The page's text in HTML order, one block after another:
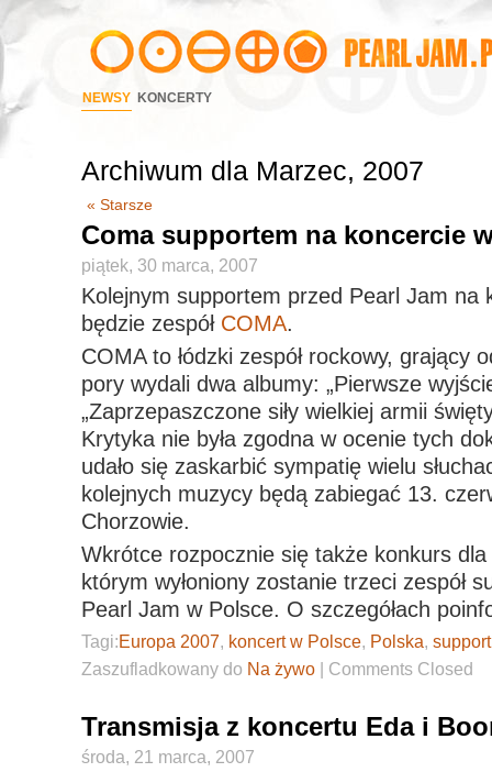
NEWSY KONCERTY
Archiwum dla Marzec, 2007
« Starsze
Coma supportem na koncercie
piątek, 30 marca, 2007
Kolejnym supportem przed Pearl Jam na
będzie zespół COMA.
COMA to łódzki zespół rockowy, grający
pory wydali dwa albumy: „Pierwsze
„Zaprzepaszczone siły wielkiej armii
Krytyka nie była zgodna w ocenie tych
udało się zaskarbić sympatię wielu
kolejnych muzycy będą zabiegać 13.
Chorzowie.
Wkrótce rozpocznie się także konkurs dla
którym wyłoniony zostanie trzeci zespół
Pearl Jam w Polsce. O szczegółach
Tagi:Europa 2007, koncert w Polsce, Polska, support
Zaszufladkowany do Na żywo| Comments Closed
Transmisja z koncertu Eda i
środa, 21 marca, 2007